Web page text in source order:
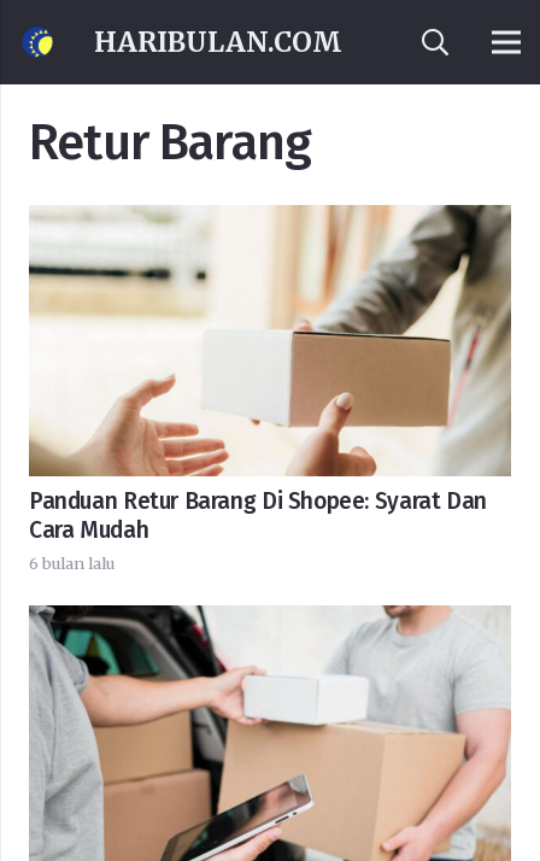
HARIBULAN.COM
Retur Barang
Panduan Retur Barang Di Shopee: Syarat Dan
Cara Mudah
6 bulan lalu